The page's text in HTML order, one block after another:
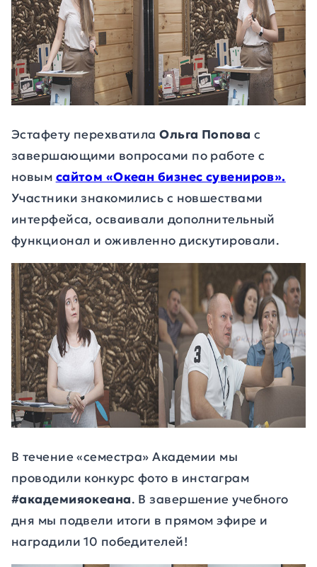
Эстафету перехватилаОльга Попова с
завершающими вопросами по работе с
новым сайтом «Океан бизнес сувениров».
Участники знакомились с новшествами
интерфейса, осваивали дополнительный
функционал и оживленно дискутировали.
В течение «семестра» Академии мы
проводили конкурс фото в инстаграм
#академияокеана. В завершение учебного
дня мы подвели итоги в прямом эфире и
наградили 10 победителей!